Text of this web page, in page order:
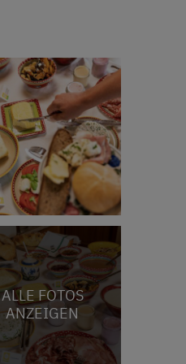
ALLE FOTOS
ANZEIGEN